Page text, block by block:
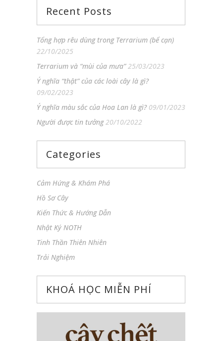
Recent Posts
Tổng hợp rêu dùng trong Terrarium (bể cạn)
22/10/2025
Terrarium và “mùi của mưa” 25/03/2023
Ý nghĩa “thật” của các loài cây là gì?
09/02/2023
Ý nghĩa màu sắc của Hoa Lan là gì? 09/01/2023
Người được tin tưởng 20/10/2022
Categories
Cảm Hứng & Khám Phá
Hồ Sơ Cây
Kiến Thức & Hướng Dẫn
Nhật Ký NOTH
Tinh Thần Thiên Nhiên
Trải Nghiệm
KHOÁ HỌC MIỄN PHÍ